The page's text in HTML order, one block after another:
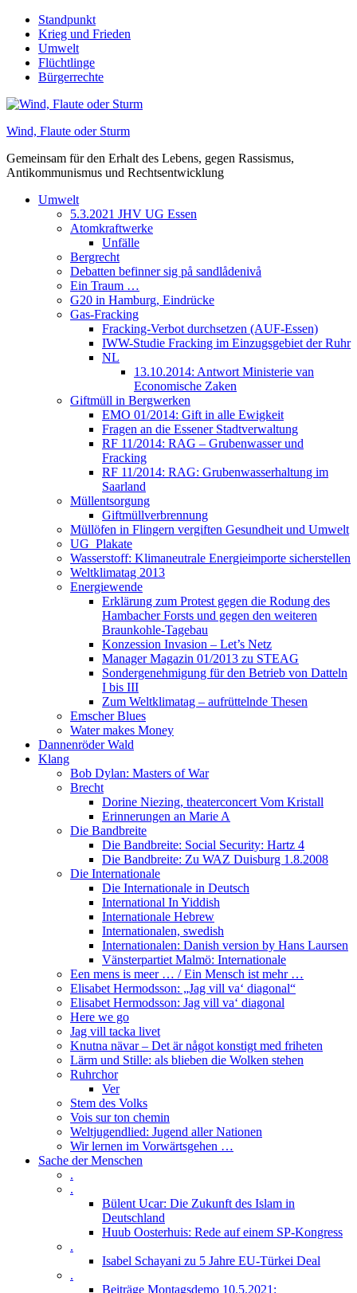
Skip
content
Standpunkt
Krieg und Frieden
Umwelt
Flüchtlinge
Bürgerrechte
Wind, Flaute oder Sturm
Gemeinsam für den Erhalt des Lebens, gegen Rassismus,
Antikommunismus und Rechtsentwicklung
Umwelt
5.3.2021 JHV UG Essen
Atomkraftwerke
Unfälle
Bergrecht
Debatten befinner sig på sandlådenivå
Ein Traum …
G20 in Hamburg, Eindrücke
Gas-Fracking
Fracking-Verbot durchsetzen (AUF-Essen)
IWW-Studie Fracking im Einzugsgebiet der Ruhr
NL
13.10.2014: Antwort Ministerie van
Economische Zaken
Giftmüll in Bergwerken
EMO 01/2014: Gift in alle Ewigkeit
Fragen an die Essener Stadtverwaltung
RF 11/2014: RAG – Grubenwasser und
Fracking
RF 11/2014: RAG: Grubenwasserhaltung im
Saarland
Müllentsorgung
Giftmüllverbrennung
Müllöfen in Flingern vergiften Gesundheit und Umwelt
UG_Plakate
Wasserstoff: Klimaneutrale Energieimporte sicherstellen
Weltklimatag 2013
Energiewende
Erklärung zum Protest gegen die Rodung des
Hambacher Forsts und gegen den weiteren
Braunkohle-Tagebau
Konzession Invasion – Let’s Netz
Manager Magazin 01/2013 zu STEAG
Sondergenehmigung für den Betrieb von Datteln
I bis III
Zum Weltklimatag – aufrüttelnde Thesen
Emscher Blues
Water makes Money
Dannenröder Wald
Klang
Bob Dylan: Masters of War
Brecht
Dorine Niezing, theaterconcert Vom Kristall
Erinnerungen an Marie A
Die Bandbreite
Die Bandbreite: Social Security: Hartz 4
Die Bandbreite: Zu WAZ Duisburg 1.8.2008
Die Internationale
Die Internationale in Deutsch
International In Yiddish
Internationale Hebrew
Internationalen, swedish
Internationalen: Danish version by Hans Laursen
Vänsterpartiet Malmö: Internationale
Een mens is meer … / Ein Mensch ist mehr …
Elisabet Hermodsson: „Jag vill va‘ diagonal“
Elisabet Hermodsson: Jag vill va‘ diagonal
Here we go
Jag vill tacka livet
Knutna nävar – Det är något konstigt med friheten
Lärm und Stille: als blieben die Wolken stehen
Ruhrchor
Ver
Stem des Volks
Vois sur ton chemin
Weltjugendlied: Jugend aller Nationen
Wir lernen im Vorwärtsgehen …
Sache der Menschen
.
.
Bülent Ucar: Die Zukunft des Islam in
Deutschland
Huub Oosterhuis: Rede auf einem SP-Kongress
.
Isabel Schayani zu 5 Jahre EU-Türkei Deal
.
Beiträge Montagsdemo 10.5.2021: